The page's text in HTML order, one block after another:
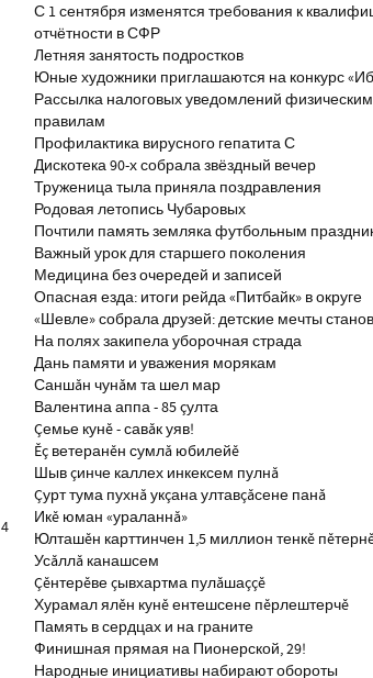
4
С 1 сентября изменятся требования к
отчётности в СФР
Летняя занятость подростков
Юные художники приглашаются на конкурс
Рассылка налоговых уведомлений
правилам
Профилактика вирусного гепатита С
Дискотека 90-х собрала звёздный вечер
Труженица тыла приняла поздравления
Родовая летопись Чубаровых
Почтили память земляка футбольным
Важный урок для старшего поколения
Медицина без очередей и записей
Опасная езда: итоги рейда «Питбайк» в округе
«Шевле» собрала друзей: детские мечты
На полях закипела уборочная страда
Дань памяти и уважения морякам
Саншăн чунăм та шел мар
Валентина аппа - 85 çулта
Çемье кунĕ - савăк уяв!
Ĕç ветеранĕн сумлă юбилейĕ
Шыв çинче каллех инкексем пулнă
Çурт тума пухнă укçана ултавçăсене панă
Икĕ юман «ураланнă»
Юлташĕн карттинчен 1,5 миллион тенкĕ
Усăллă канашсем
Çĕнтерĕве çывхартма пулăшаççĕ
Хурамал ялĕн кунĕ ентешсене пĕрлештерчĕ
Память в сердцах и на граните
Финишная прямая на Пионерской, 29!
Народные инициативы набирают обороты